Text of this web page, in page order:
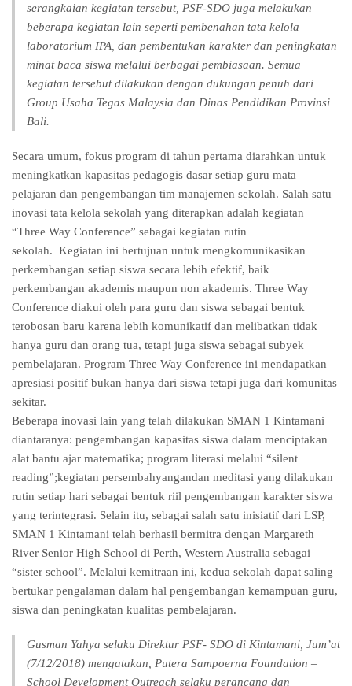
serangkaian kegiatan tersebut, PSF-SDO juga melakukan
beberapa kegiatan lain seperti pembenahan tata kelola
laboratorium IPA, dan pembentukan karakter dan peningkatan
minat baca siswa melalui berbagai pembiasaan. Semua
kegiatan tersebut dilakukan dengan dukungan penuh dari
Group Usaha Tegas Malaysia dan Dinas Pendidikan Provinsi
Bali.
Secara umum, fokus program di tahun pertama diarahkan untuk
meningkatkan kapasitas pedagogis dasar setiap guru mata
pelajaran dan pengembangan tim manajemen sekolah. Salah satu
inovasi tata kelola sekolah yang diterapkan adalah kegiatan
“Three Way Conference” sebagai kegiatan rutin
sekolah. Kegiatan ini bertujuan untuk mengkomunikasikan
perkembangan setiap siswa secara lebih efektif, baik
perkembangan akademis maupun non akademis. Three Way
Conference diakui oleh para guru dan siswa sebagai bentuk
terobosan baru karena lebih komunikatif dan melibatkan tidak
hanya guru dan orang tua, tetapi juga siswa sebagai subyek
pembelajaran. Program Three Way Conference ini mendapatkan
apresiasi positif bukan hanya dari siswa tetapi juga dari komunitas
sekitar.
Beberapa inovasi lain yang telah dilakukan SMAN 1 Kintamani
diantaranya: pengembangan kapasitas siswa dalam menciptakan
alat bantu ajar matematika; program literasi melalui “silent
reading”;kegiatan persembahyangandan meditasi yang dilakukan
rutin setiap hari sebagai bentuk riil pengembangan karakter siswa
yang terintegrasi. Selain itu, sebagai salah satu inisiatif dari LSP,
SMAN 1 Kintamani telah berhasil bermitra dengan Margareth
River Senior High School di Perth, Western Australia sebagai
“sister school”. Melalui kemitraan ini, kedua sekolah dapat saling
bertukar pengalaman dalam hal pengembangan kemampuan guru,
siswa dan peningkatan kualitas pembelajaran.
Gusman Yahya selaku Direktur PSF- SDO di Kintamani, Jum’at
(7/12/2018) mengatakan, Putera Sampoerna Foundation –
School Development Outreach selaku perancang dan